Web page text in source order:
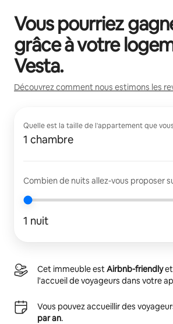
Vous pourriez
grâce à votre
Vesta.
Découvrez comment nous estimons les
Quelle est la taille de l'appartement que vous
1 chambre
Combien de nuits allez-vous proposer
1 nuit
Cet immeuble estAirbnb-friendlyet
l'accueil de voyageurs dans votre
Vous pouvez accueillir des
par an.